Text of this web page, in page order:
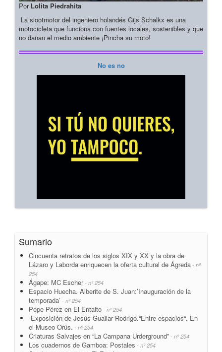
Por Lolita Piedrahita
La slootmotor del ingeniero holandés Gijs Schalkx es una
motocicleta que funciona con fuentes locales, sostenibles y que
no dañan el medio ambiente ¡Pincha su moto!
No es no
Sumario
Cincuenta retratos de los siglos XIX y XX y la obra de
Lázaro y Laborda enriquecen la oferta cultural de Ágreda - nº
254
Ágape: MC Escher- nº 254
Espacio Huecha. Alberite de S. Juan:’Inauguración de la
temporada’ - nº 254
Pepe Pérez en El Entalto - nº 254
Exposición de Jesús Guallar Rodrigo.“Entre espacios“. En
el Museo Orús. - nº 254
Criaturas Salvajes en “La Campana Urderground” - nº 254
Los cuadernos de Gamboa: Postales - nº 254